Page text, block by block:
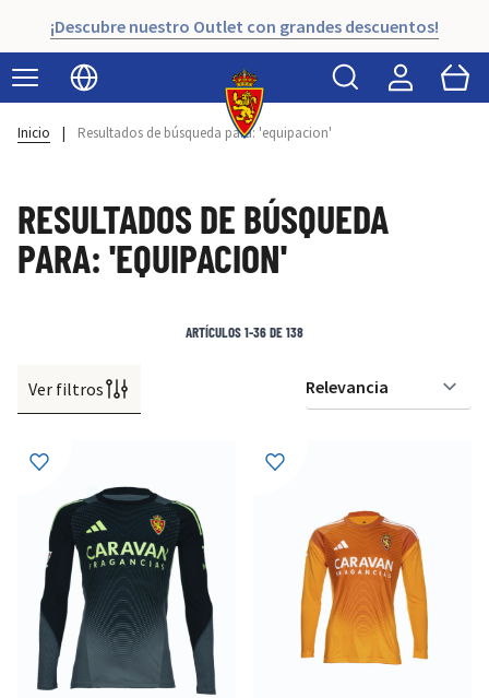
¡Descubre nuestro Outlet con grandes descuentos!
Seleccionar idioma
Buscar Cart
Inicio | Resultados de búsqueda para: 'equipacion'
RESULTADOS DE BÚSQUEDA
PARA: 'EQUIPACION'
Ver filtros
ARTÍCULOS1-36DE138